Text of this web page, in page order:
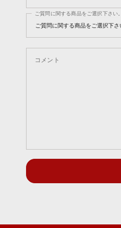
ご質問に関する商品をご選択下さい。
コメント